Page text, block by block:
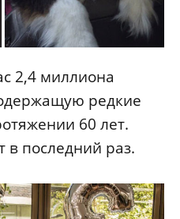
2,4 миллиона
редкие
60 лет.
в последний раз.